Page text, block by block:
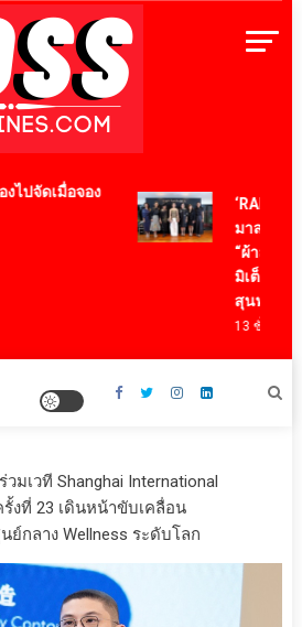
จัดเมื่อจอง
มาสเตอร์พีซ
“ผ้าลายน้ำ
มิเต็ด ถ่ายท
สุนทรียภาพ
13 ชั่วโมง ago
วมเวที Shanghai International
รั้งที่ 23 เดินหน้าขับเคลื่อน
ย์กลาง Wellness ระดับโลก